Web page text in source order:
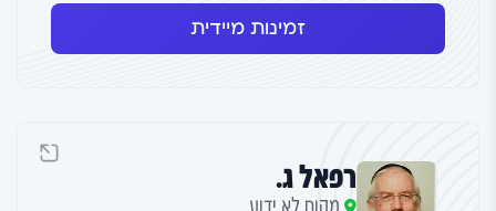
זמינות מיידית
רפאל ג.